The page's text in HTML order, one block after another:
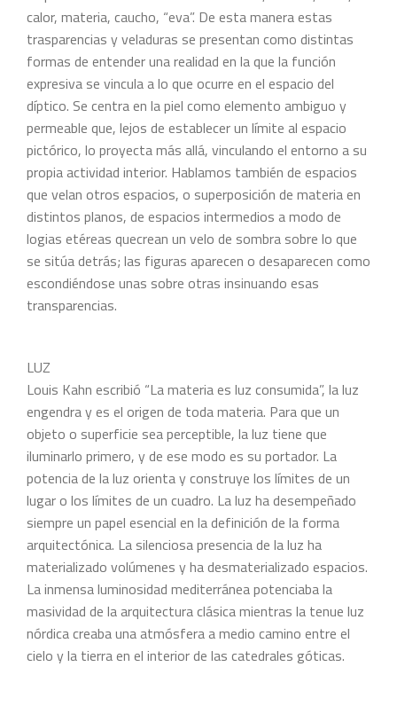
calor, materia, caucho, “eva”. De esta manera estas
trasparencias y veladuras se presentan como distintas
formas de entender una realidad en la que la función
expresiva se vincula a lo que ocurre en el espacio del
díptico. Se centra en la piel como elemento ambiguo y
permeable que, lejos de establecer un límite al espacio
pictórico, lo proyecta más allá, vinculando el entorno a su
propia actividad interior. Hablamos también de espacios
que velan otros espacios, o superposición de materia en
distintos planos, de espacios intermedios a modo de
logias etéreas quecrean un velo de sombra sobre lo que
se sitúa detrás; las figuras aparecen o desaparecen como
escondiéndose unas sobre otras insinuando esas
transparencias.
LUZ
Louis Kahn escribió “La materia es luz consumida”, la luz
engendra y es el origen de toda materia. Para que un
objeto o superficie sea perceptible, la luz tiene que
iluminarlo primero, y de ese modo es su portador. La
potencia de la luz orienta y construye los límites de un
lugar o los límites de un cuadro. La luz ha desempeñado
siempre un papel esencial en la definición de la forma
arquitectónica. La silenciosa presencia de la luz ha
materializado volúmenes y ha desmaterializado espacios.
La inmensa luminosidad mediterránea potenciaba la
masividad de la arquitectura clásica mientras la tenue luz
nórdica creaba una atmósfera a medio camino entre el
cielo y la tierra en el interior de las catedrales góticas.